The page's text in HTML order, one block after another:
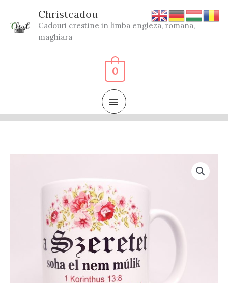
content
Christcadou
Cadouri crestine in limba engleza, romana,
maghiara
MAIN
MENU
0